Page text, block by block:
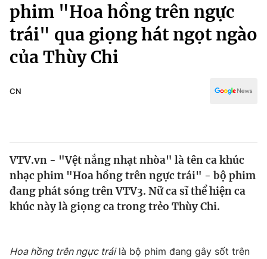
Chính trị
Xã hội
Tin tức
Thế giới đó đây
Câu chuyện quốc tế
Kinh tế
Tài chính
Góc doanh nghiệp
Dữ liệu và đời sống
Truyền hình
Truyền hình
Văn hóa - Giải trí
Đời sống
phim "Hoa hồng trên ngực
trái" qua giọng hát ngọt ngào
của Thùy Chi
CN
VTV.vn - "Vệt nắng nhạt nhòa" là tên ca khúc
nhạc phim "Hoa hồng trên ngực trái" - bộ phim
đang phát sóng trên VTV3. Nữ ca sĩ thể hiện ca
khúc này là giọng ca trong trẻo Thùy Chi.
Hoa hồng trên ngực tráilà bộ phim đang gây sốt trên